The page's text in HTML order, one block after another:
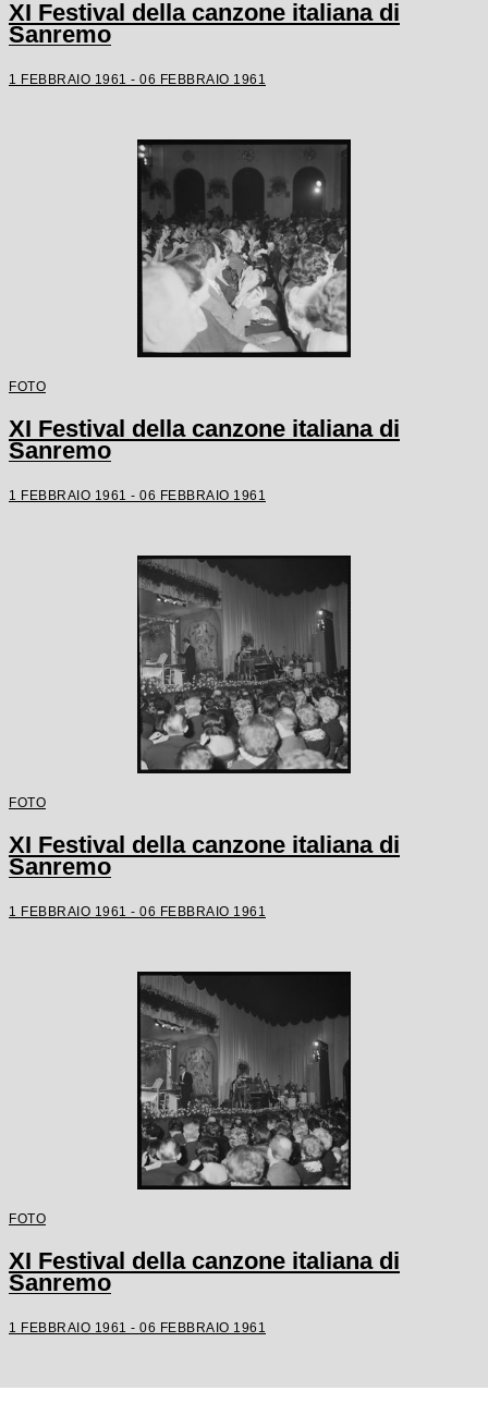
XI Festival della canzone italiana di
Sanremo
1 FEBBRAIO 1961 - 06 FEBBRAIO 1961
FOTO
XI Festival della canzone italiana di
Sanremo
1 FEBBRAIO 1961 - 06 FEBBRAIO 1961
FOTO
XI Festival della canzone italiana di
Sanremo
1 FEBBRAIO 1961 - 06 FEBBRAIO 1961
FOTO
XI Festival della canzone italiana di
Sanremo
1 FEBBRAIO 1961 - 06 FEBBRAIO 1961